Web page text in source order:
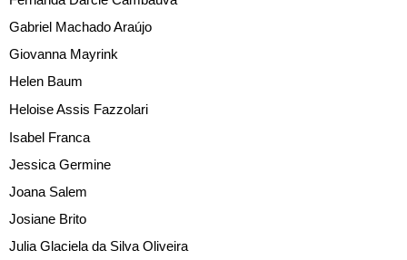
Gabriel Machado Araújo
Giovanna Mayrink
Helen Baum
Heloise Assis Fazzolari
Isabel Franca
Jessica Germine
Joana Salem
Josiane Brito
Julia Glaciela da Silva Oliveira